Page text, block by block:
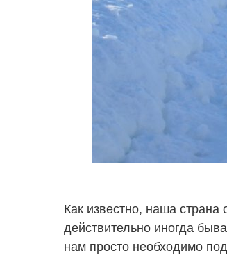
Как известно, наша
действительно иногда
нам просто необходимо